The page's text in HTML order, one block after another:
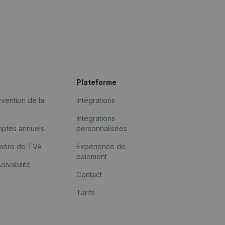
de la
annuels
de TVA
Plateforme
Intégrations
Intégrations
personnalisées
Expérience de
paiement
Contact
Tarifs